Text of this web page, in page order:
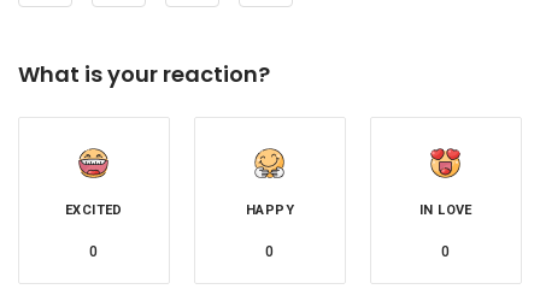
What is your reaction?
EXCITED
0
HAPPY
0
IN LOVE
0